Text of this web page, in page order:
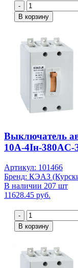
-
В корзину
Выключатель
10А-4Iн-
Артикул: 101466
Бренд: КЭАЗ
В наличии 207 шт
11628.45 руб.
-
В корзину